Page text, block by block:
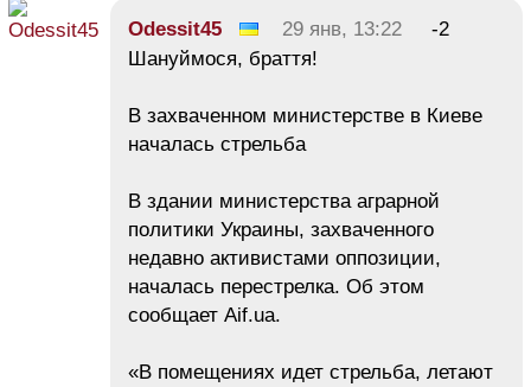
Odessit45 29 янв, 13:22
-2
Шануймося, браття!
В захваченном министерстве в Киеве
началась стрельба
В здании министерства аграрной
политики Украины, захваченного
недавно активистами оппозиции,
началась перестрелка. Об этом
сообщает Aif.ua.
«В помещениях идет стрельба, летают